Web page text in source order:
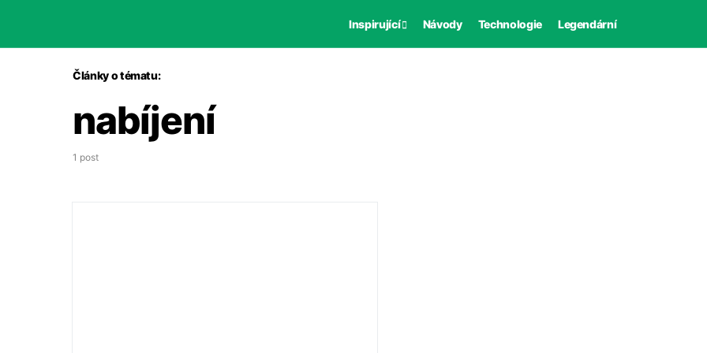
Inspirující Návody Technologie Legendární
Články o tématu:
nabíjení
1 post